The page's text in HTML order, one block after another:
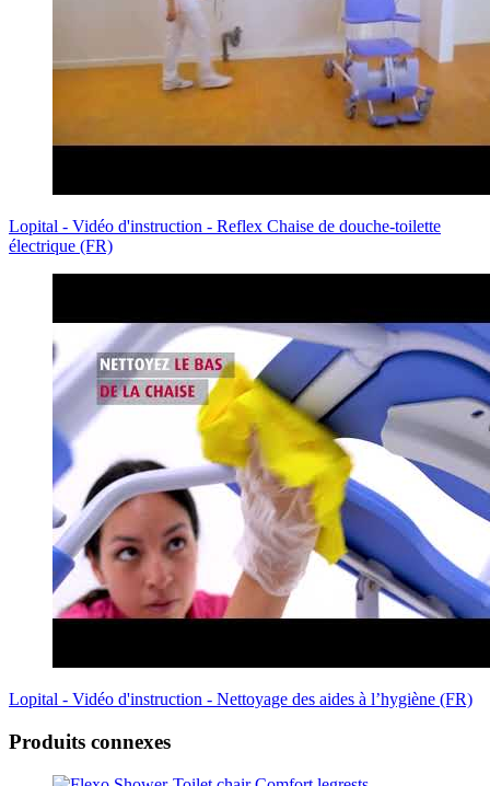
Lopital - Vidéo d'instruction - Reflex Chaise de douche-toilette
électrique (FR)
Lopital - Vidéo d'instruction - Nettoyage des aides à l’hygiène (FR)
Produits connexes